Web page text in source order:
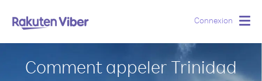
Connexion
Comment appeler Trinidad